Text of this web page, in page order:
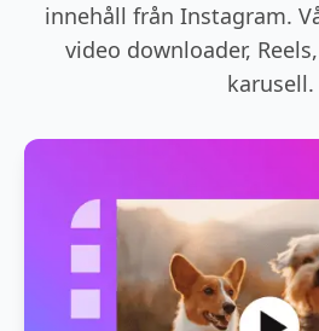
innehåll från Instagram.
video downloader,
karusell.